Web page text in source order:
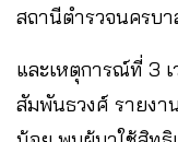
สถานีตำรวจนครบา
และเหตุการณ์ที่ 3
สัมพันธวงศ์ รายงา